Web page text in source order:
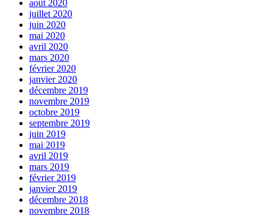
août 2020
juillet 2020
juin 2020
mai 2020
avril 2020
mars 2020
février 2020
janvier 2020
décembre 2019
novembre 2019
octobre 2019
septembre 2019
juin 2019
mai 2019
avril 2019
mars 2019
février 2019
janvier 2019
décembre 2018
novembre 2018